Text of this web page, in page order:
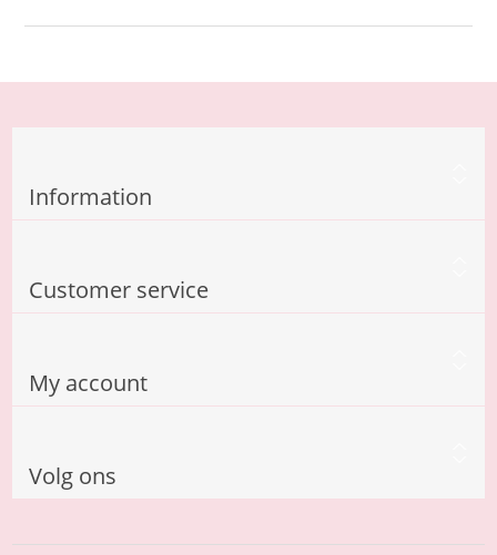
Information
Customer service
My account
Volg ons